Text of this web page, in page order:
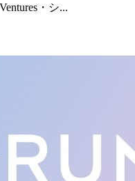
・シ...